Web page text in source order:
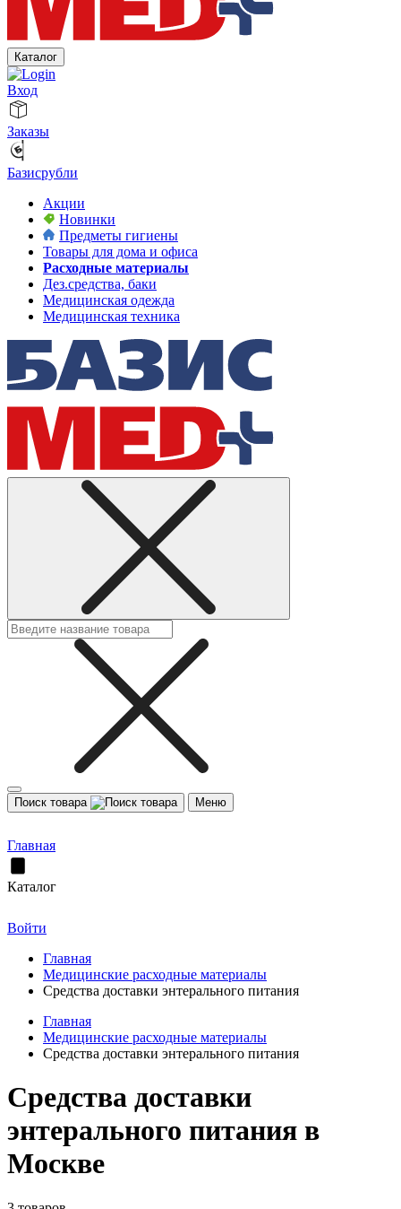
Каталог
Вход
Заказы
Базисрубли
Акции
Новинки
Предметы гигиены
Товары для дома и офиса
Расходные материалы
Дез.средства, баки
Медицинская одежда
Медицинская техника
Поиск товара Меню
Главная
Каталог
Войти
Главная
Медицинские расходные материалы
Средства доставки энтерального питания
Главная
Медицинские расходные материалы
Средства доставки энтерального питания
Средства доставки
энтерального питания в
Москве